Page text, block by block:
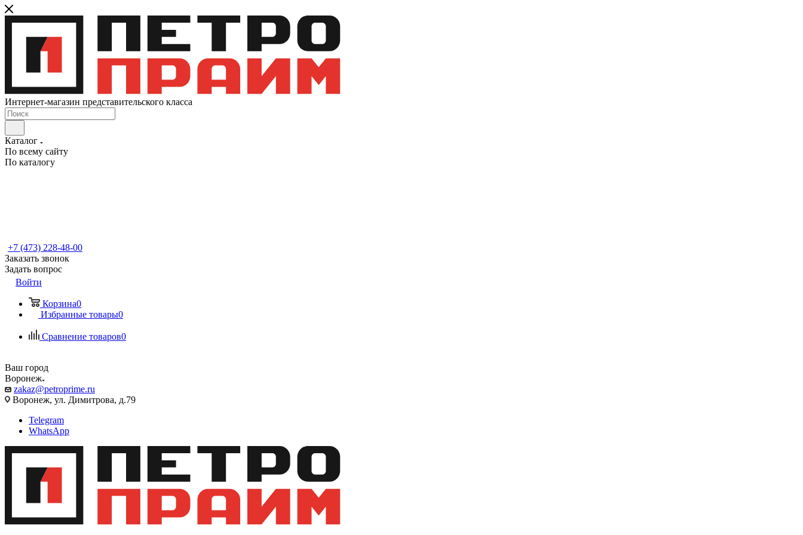
Интернет-магазин представительского класса
Каталог
По всему сайту
По каталогу
+7 (473) 228-48-00
Заказать звонок
Задать вопрос
Войти
Корзина0
Избранные товары0
Сравнение товаров0
Ваш город
Воронеж
zakaz@petroprime.ru
Воронеж, ул. Димитрова, д.79
Telegram
WhatsApp